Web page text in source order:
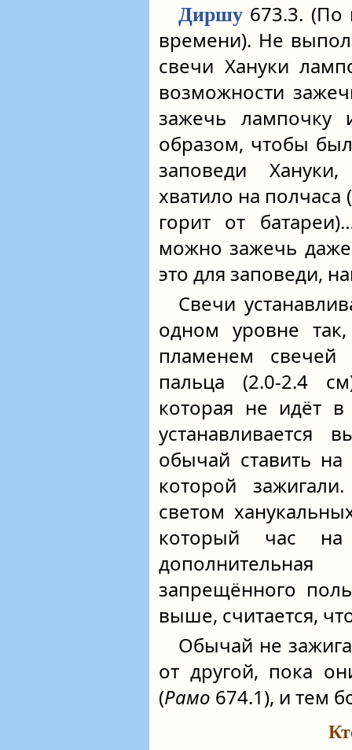
Диршу 673.3.
времени). Не
свечи Хануки
возможности
зажечь лампочку
образом, чтобы
заповеди
хватило на
горит от
можно зажечь
это для заповеди,
Свечи
одном уровне
пламенем
пальца (2.0-2.4
которая не идёт в
устанавливается
обычай ставить
которой
светом
который час
запрещённого
выше, считается,
Обычай не
от другой, пока
(Рамо 674.1), и тем